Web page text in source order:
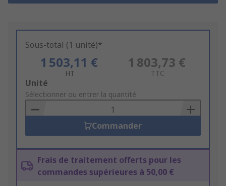
Sous-total (1 unité)*
1 503,11 €
HT
1 803,73 €
TTC
Add
to
Basket
Unité
Sélectionner ou entrer la quantité
Commander
Frais de traitement offerts pour les
commandes supérieures à 50,00 €